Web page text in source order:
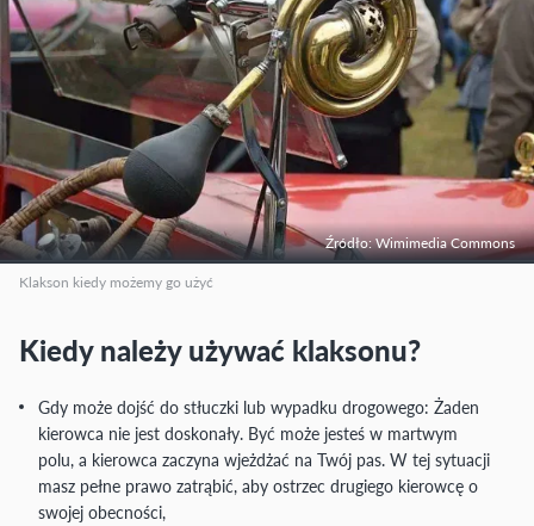
Źródło: Wimimedia Commons
Klakson kiedy możemy go użyć
Kiedy należy używać klaksonu?
Gdy może dojść do stłuczki lub wypadku drogowego: Żaden
kierowca nie jest doskonały. Być może jesteś w martwym
polu, a kierowca zaczyna wjeżdżać na Twój pas. W tej sytuacji
masz pełne prawo zatrąbić, aby ostrzec drugiego kierowcę o
swojej obecności,